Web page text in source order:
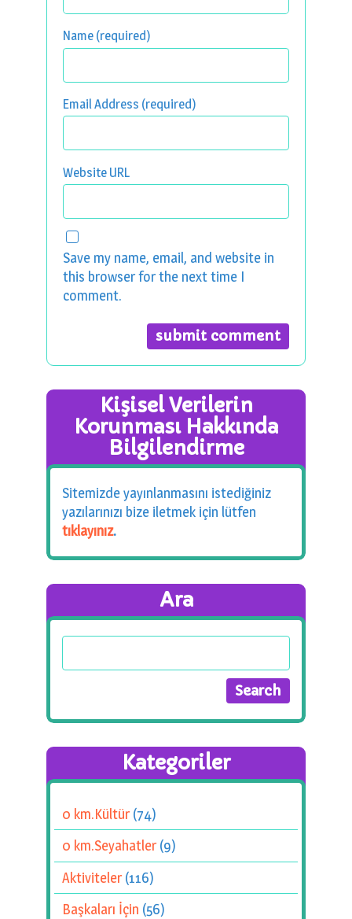
Name (required)
Email Address (required)
Website URL
Save my name, email, and website in
this browser for the next time I
comment.
Kişisel Verilerin
Korunması Hakkında
Bilgilendirme
Sitemizde yayınlanmasını istediğiniz
yazılarınızı bize iletmek için lütfen
tıklayınız.
Ara
Kategoriler
0 km.Kültür(74)
0 km.Seyahatler(9)
Aktiviteler(116)
Başkaları İçin (56)